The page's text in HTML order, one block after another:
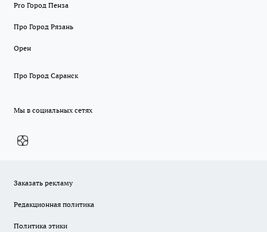
Pro Город Пенза
Про Город Рязань
Орен
Про Город Саранск
Мы в социальных сетях
Заказать рекламу
Редакционная политика
Политика этики